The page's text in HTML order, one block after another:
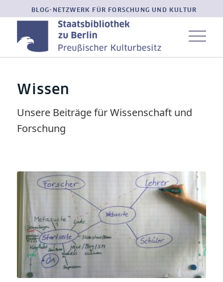
BLOG-NETZWERK FÜR FORSCHUNG UND KULTUR
Wissen
Unsere Beiträge für Wissenschaft und
Forschung